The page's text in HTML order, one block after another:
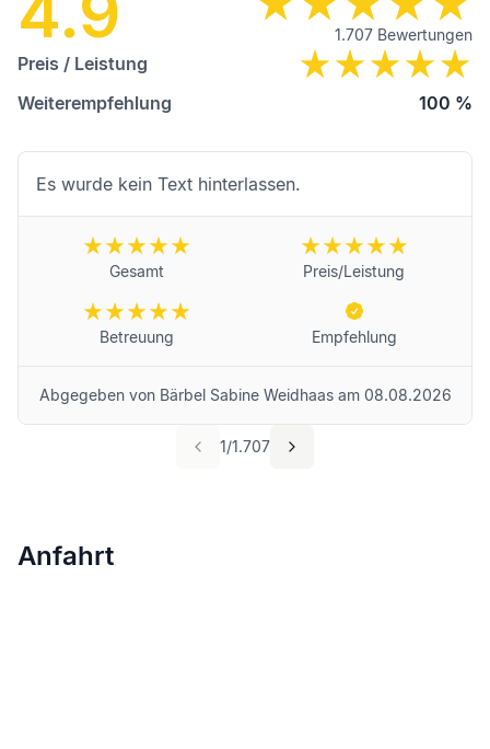
1.707 Bewertungen
Preis / Leistung
Weiterempfehlung
100 %
1/1.707
Es wurde kein Text hinterlassen.
Gesamt Preis/Leistung
Betreuung Empfehlung
Abgegeben von Bärbel Sabine Weidhaasam 08.08.2026
Anfahrt